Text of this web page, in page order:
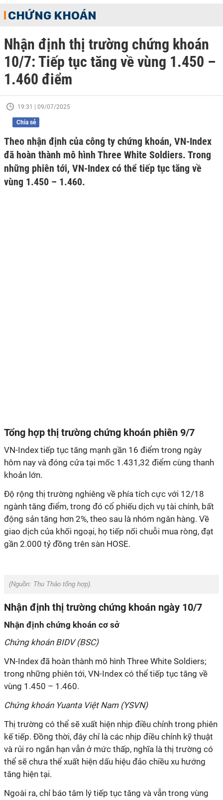
CHỨNG KHOÁN
Nhận định thị trường chứng khoán
10/7: Tiếp tục tăng về vùng 1.450 –
1.460 điểm
19:31 | 09/07/2025
Chia sẻ
Theo nhận định của công ty chứng khoán, VN-Index
đã hoàn thành mô hình Three White Soldiers. Trong
những phiên tới, VN-Index có thể tiếp tục tăng về
vùng 1.450 – 1.460.
Tổng hợp thị trường chứng khoán phiên 9/7
VN-Index tiếp tục tăng mạnh gần 16 điểm trong ngày
hôm nay và đóng cửa tại mốc 1.431,32 điểm cùng thanh
khoản lớn.
Độ rộng thị trường nghiêng về phía tích cực với 12/18
ngành tăng điểm, trong đó cổ phiếu dịch vụ tài chính, bất
động sản tăng hơn 2%, theo sau là nhóm ngân hàng. Về
giao dịch của khối ngoại, họ tiếp nối chuỗi mua ròng, đạt
gần 2.000 tỷ đồng trên sàn HOSE.
(Nguồn: Thu Thảo tổng hợp).
Nhận định thị trường chứng khoán ngày 10/7
Nhận định chứng khoán cơ sở
Chứng khoán BIDV (BSC)
VN-Index đã hoàn thành mô hình Three White Soldiers;
trong những phiên tới, VN-Index có thể tiếp tục tăng về
vùng 1.450 – 1.460.
Chứng khoán Yuanta Việt Nam (YSVN)
Thị trường có thể sẽ xuất hiện nhịp điều chỉnh trong phiên
kế tiếp. Đồng thời, đây chỉ là các nhịp điều chỉnh kỹ thuật
và rủi ro ngắn hạn vẫn ở mức thấp, nghĩa là thị trường có
thể sẽ chưa thể xuất hiện dấu hiệu đảo chiều xu hướng
tăng hiện tại.
Ngoài ra, chỉ báo tâm lý tiếp tục tăng và vẫn trong vùng